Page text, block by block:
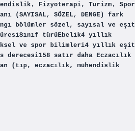
Fizyoterapi, Turizm, Spor
(SAYISAL, SÖZEL, DENGE) fark
bölümler sözel, sayısal ve eşit
türüEbelik4 yıllık
ve spor bilimleri4 yıllık eşit
satır daha Eczacılık
(tıp, eczacılık, mühendislik